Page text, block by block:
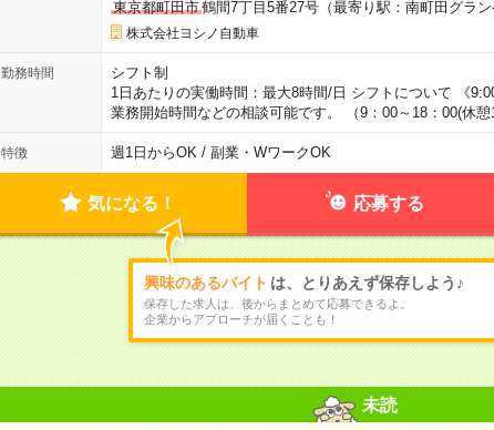
東京都町田市鶴間7丁目5番27号（最寄り駅：南町田グラン
株式会社ヨシノ自動車
勤務時間
シフト制
1日あたりの実働時間：最大8時間/日 シフトについて 《
業務開始時間などの相談可能です。 （9：00～18：00(休
特徴 週1日からOK / 副業・WワークOK
気になる！ 応募する
興味のあるバイト は、とりあえず保存しよう♪
保存した求人は、後からまとめて応募できるよ。
企業からアプローチが届くことも！
未読